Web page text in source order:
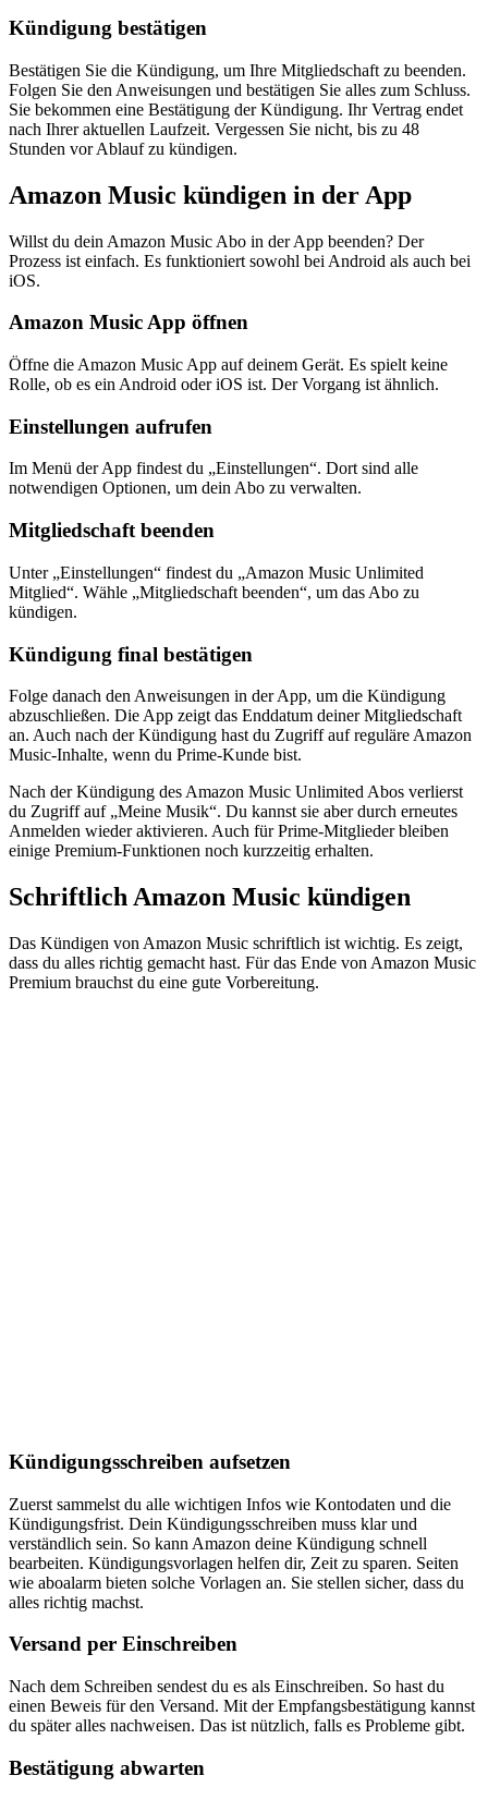
Kündigung bestätigen
Bestätigen Sie die Kündigung, um Ihre Mitgliedschaft zu beenden.
Folgen Sie den Anweisungen und bestätigen Sie alles zum Schluss.
Sie bekommen eine Bestätigung der Kündigung. Ihr Vertrag endet
nach Ihrer aktuellen Laufzeit. Vergessen Sie nicht, bis zu 48
Stunden vor Ablauf zu kündigen.
Amazon Music kündigen in der App
Willst du dein Amazon Music Abo in der App beenden? Der
Prozess ist einfach. Es funktioniert sowohl bei Android als auch bei
iOS.
Amazon Music App öffnen
Öffne die Amazon Music App auf deinem Gerät. Es spielt keine
Rolle, ob es ein Android oder iOS ist. Der Vorgang ist ähnlich.
Einstellungen aufrufen
Im Menü der App findest du „Einstellungen“. Dort sind alle
notwendigen Optionen, um dein Abo zu verwalten.
Mitgliedschaft beenden
Unter „Einstellungen“ findest du „Amazon Music Unlimited
Mitglied“. Wähle „Mitgliedschaft beenden“, um das Abo zu
kündigen.
Kündigung final bestätigen
Folge danach den Anweisungen in der App, um die Kündigung
abzuschließen. Die App zeigt das Enddatum deiner Mitgliedschaft
an. Auch nach der Kündigung hast du Zugriff auf reguläre Amazon
Music-Inhalte, wenn du Prime-Kunde bist.
Nach der Kündigung des Amazon Music Unlimited Abos verlierst
du Zugriff auf „Meine Musik“. Du kannst sie aber durch erneutes
Anmelden wieder aktivieren. Auch für Prime-Mitglieder bleiben
einige Premium-Funktionen noch kurzzeitig erhalten.
Schriftlich Amazon Music kündigen
Das Kündigen von Amazon Music schriftlich ist wichtig. Es zeigt,
dass du alles richtig gemacht hast. Für das Ende von Amazon Music
Premium brauchst du eine gute Vorbereitung.
Kündigungsschreiben aufsetzen
Zuerst sammelst du alle wichtigen Infos wie Kontodaten und die
Kündigungsfrist. Dein Kündigungsschreiben muss klar und
verständlich sein. So kann Amazon deine Kündigung schnell
bearbeiten. Kündigungsvorlagen helfen dir, Zeit zu sparen. Seiten
wie aboalarm bieten solche Vorlagen an. Sie stellen sicher, dass du
alles richtig machst.
Versand per Einschreiben
Nach dem Schreiben sendest du es als Einschreiben. So hast du
einen Beweis für den Versand. Mit der Empfangsbestätigung kannst
du später alles nachweisen. Das ist nützlich, falls es Probleme gibt.
Bestätigung abwarten